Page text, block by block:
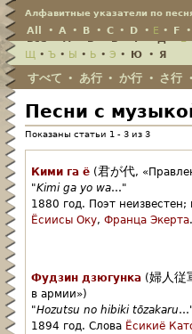
Алфавитные указатели по
All • A • B • C • D • E • F
Всё•А•Б•В•Г•Д•Е
Щ • Ъ • Ы • Ь • Э • Ю • Я
すべて • あ行 • か行 • さ行
Песни с
Показаны статьи 1 - 3 из 3
Кими га ё (君が代,
"Kimi ga yo wa…"
1880 год. Поэт неизвестен;
Ёсиисы Оку, Франца Экерта.
Фудзин дзюгунка (婦人従
в армии»)
"Hozutsu no hibiki tōzakaru
1894 год. Слова Ёсикиё